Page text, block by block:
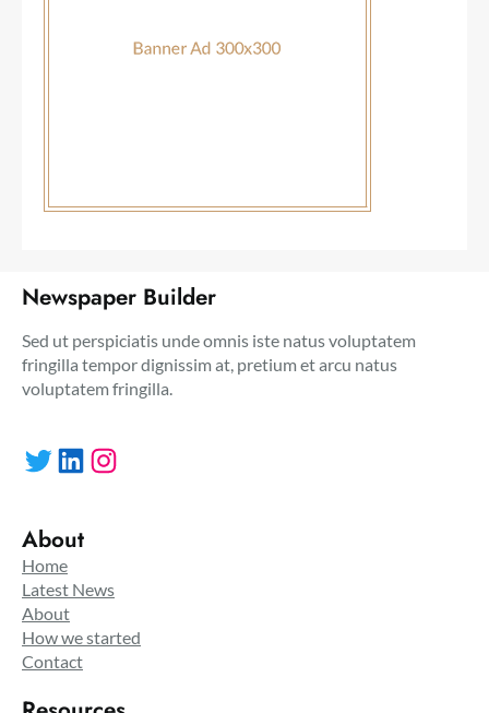
Newspaper Builder
Sed ut perspiciatis unde omnis iste natus voluptatem
fringilla tempor dignissim at, pretium et arcu natus
voluptatem fringilla.
Twitter LinkedIn Instagram
About
Home
Latest News
About
How we started
Contact